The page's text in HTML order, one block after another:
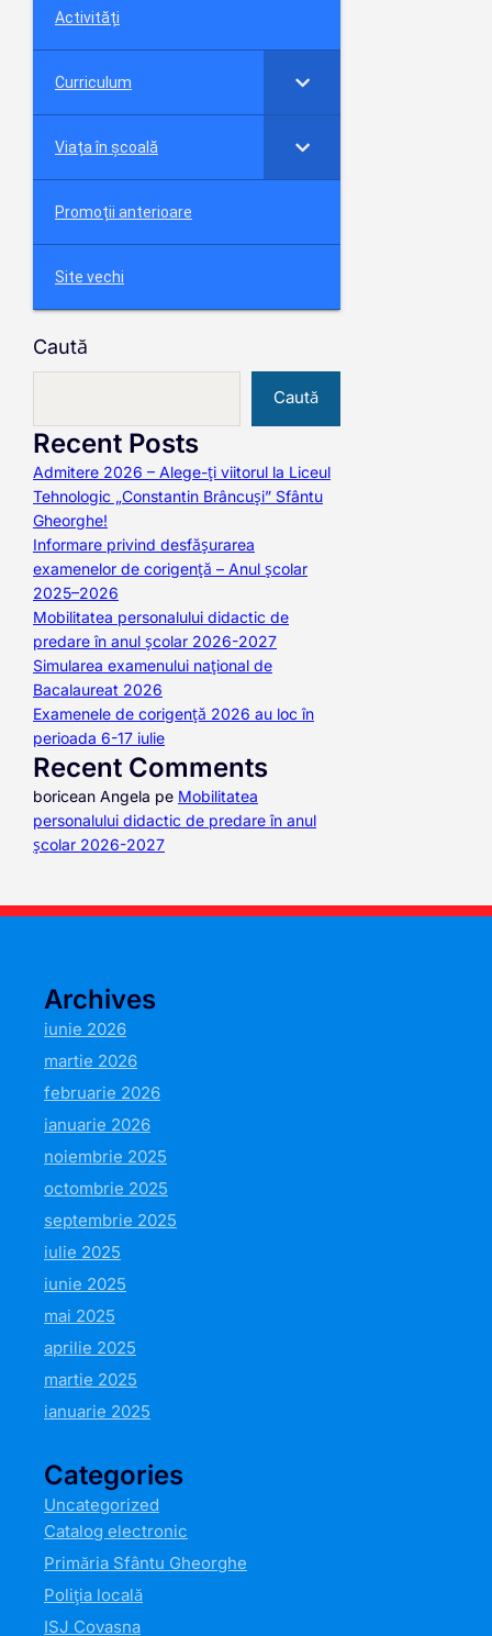
Activități
Curriculum
Viața în școală
Promoții anterioare
Site vechi
Caută
Caută
Recent Posts
Admitere 2026 – Alege-ți viitorul la Liceul
Tehnologic „Constantin Brâncuși” Sfântu
Gheorghe!
Informare privind desfășurarea
examenelor de corigență – Anul școlar
2025–2026
Mobilitatea personalului didactic de
predare în anul școlar 2026-2027
Simularea examenului național de
Bacalaureat 2026
Examenele de corigență 2026 au loc în
perioada 6-17 iulie
Recent Comments
boricean Angela pe Mobilitatea
personalului didactic de predare în anul
școlar 2026-2027
Archives
iunie 2026
martie 2026
februarie 2026
ianuarie 2026
noiembrie 2025
octombrie 2025
septembrie 2025
iulie 2025
iunie 2025
mai 2025
aprilie 2025
martie 2025
ianuarie 2025
Categories
Uncategorized
Catalog electronic
Primăria Sfântu Gheorghe
Poliția locală
ISJ Covasna